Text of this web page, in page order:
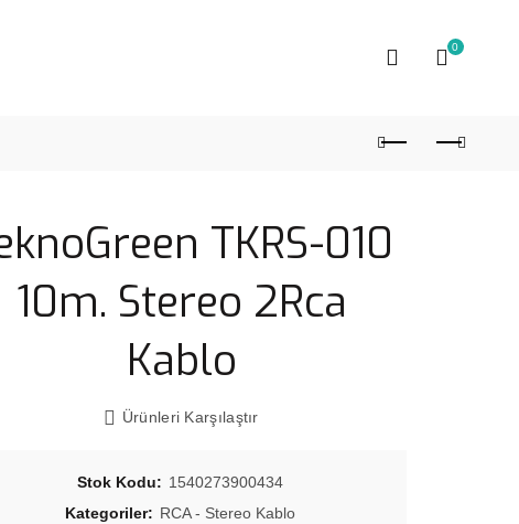
0
TKRS-010
10m. Stereo 2Rca
Kablo
Ürünleri Karşılaştır
Stok Kodu: 1540273900434
Kategoriler: RCA - Stereo Kablo